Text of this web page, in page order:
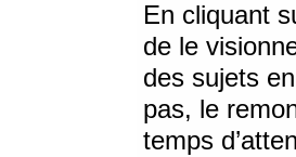
En cliquant
de le
des sujets
pas, le
temps